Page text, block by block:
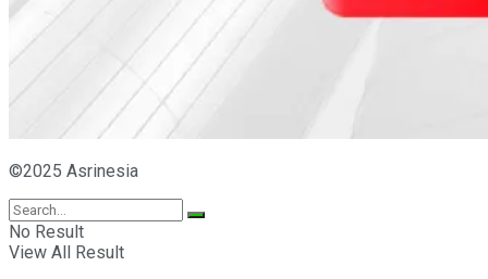
©2025 Asrinesia
No Result
View All Result